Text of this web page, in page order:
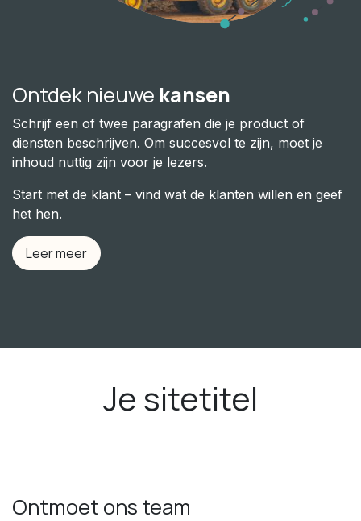
Ontdek nieuwe kansen
Schrijf een of twee paragrafen die je product of
diensten beschrijven. Om succesvol te zijn, moet je
inhoud nuttig zijn voor je lezers.
Start met de klant – vind wat de klanten willen en geef
het hen.
Leer meer
Je sitetitel
Ontmoet ons team